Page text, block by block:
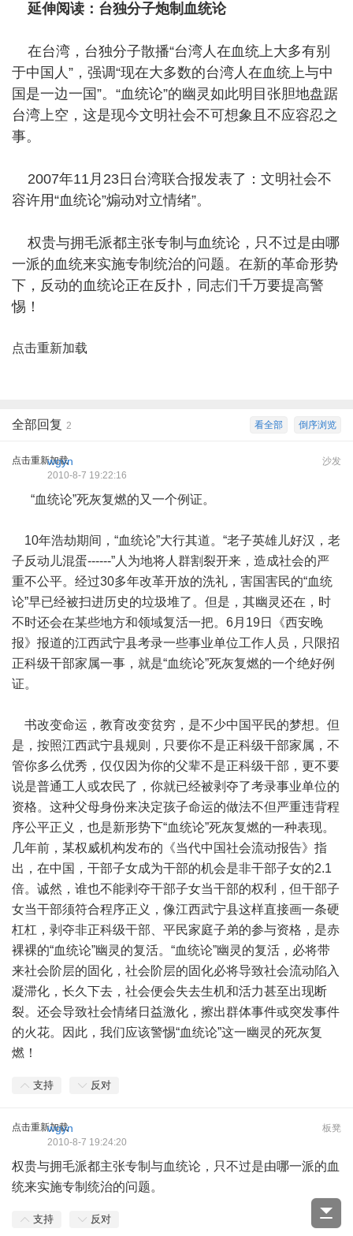
延伸阅读：台独分子炮制血统论
在台湾，台独分子散播“台湾人在血统上大多有别
于中国人”，强调“现在大多数的台湾人在血统上与中
国是一边一国”。“血统论”的幽灵如此明目张胆地盘踞
台湾上空，这是现今文明社会不可想象且不应容忍之
事。
2007年11月23日台湾联合报发表了：文明社会不
容许用“血统论”煽动对立情绪”。
权贵与拥毛派都主张专制与血统论，只不过是由哪
一派的血统来实施专制统治的问题。在新的革命形势
下，反动的血统论正在反扑，同志们千万要提高警
惕！
点击重新加载
倒序浏览
看全部
全部回复 2
点击重新加载 沙发
wgyn
2010-8-7 19:22:16
“血统论”死灰复燃的又一个例证。
10年浩劫期间，“血统论”大行其道。“老子英雄儿好汉，老
子反动儿混蛋------”人为地将人群割裂开来，造成社会的严
重不公平。经过30多年改革开放的洗礼，害国害民的“血统
论”早已经被扫进历史的垃圾堆了。但是，其幽灵还在，时
不时还会在某些地方和领域复活一把。6月19日《西安晚
报》报道的江西武宁县考录一些事业单位工作人员，只限招
正科级干部家属一事，就是“血统论”死灰复燃的一个绝好例
证。
书改变命运，教育改变贫穷，是不少中国平民的梦想。但
是，按照江西武宁县规则，只要你不是正科级干部家属，不
管你多么优秀，仅仅因为你的父辈不是正科级干部，更不要
说是普通工人或农民了，你就已经被剥夺了考录事业单位的
资格。这种父母身份来决定孩子命运的做法不但严重违背程
序公平正义，也是新形势下“血统论”死灰复燃的一种表现。
几年前，某权威机构发布的《当代中国社会流动报告》指
出，在中国，干部子女成为干部的机会是非干部子女的2.1
倍。诚然，谁也不能剥夺干部子女当干部的权利，但干部子
女当干部须符合程序正义，像江西武宁县这样直接画一条硬
杠杠，剥夺非正科级干部、平民家庭子弟的参与资格，是赤
裸裸的“血统论”幽灵的复活。“血统论”幽灵的复活，必将带
来社会阶层的固化，社会阶层的固化必将导致社会流动陷入
凝滞化，长久下去，社会便会失去生机和活力甚至出现断
裂。还会导致社会情绪日益激化，擦出群体事件或突发事件
的火花。因此，我们应该警惕“血统论”这一幽灵的死灰复
燃！
支持 反对
点击重新加载 板凳
wgyn
2010-8-7 19:24:20
权贵与拥毛派都主张专制与血统论，只不过是由哪一派的血
统来实施专制统治的问题。
支持 反对